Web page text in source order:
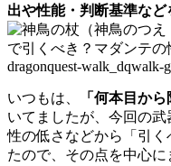
出や性能・判断基準など
いつもは、 「何本目か
いてましたが、今回の
性の低さなどから「引
たので、その点を中心に